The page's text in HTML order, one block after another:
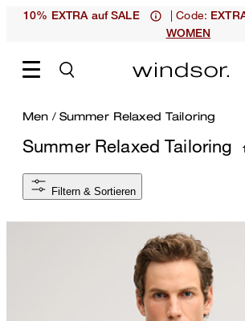
10% EXTRA auf SALE | Code:
WOMEN
Men / Summer Relaxed Tailoring
Summer Relaxed Tailoring
Filtern & Sortieren